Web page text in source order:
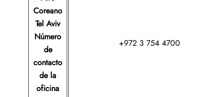
Coreano
Tel Aviv
Número
de
contacto
de la
oficina
+972 3 754 4700